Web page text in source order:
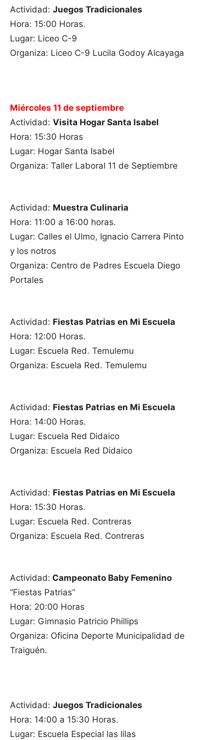
Actividad: Juegos Tradicionales
Hora: 15:00 Horas.
Lugar: Liceo C-9
Organiza: Liceo C-9 Lucila Godoy Alcayaga
Miércoles 11 de septiembre
Actividad: Visita Hogar Santa Isabel
Hora: 15:30 Horas
Lugar: Hogar Santa Isabel
Organiza: Taller Laboral 11 de Septiembre
Actividad: Muestra Culinaria
Hora: 11:00 a 16:00 horas.
Lugar: Calles el Ulmo, Ignacio Carrera Pinto
y los notros
Organiza: Centro de Padres Escuela Diego
Portales
Actividad: Fiestas Patrias en Mi Escuela
Hora: 12:00 Horas.
Lugar: Escuela Red. Temulemu
Organiza: Escuela Red. Temulemu
Actividad: Fiestas Patrias en Mi Escuela
Hora: 14:00 Horas.
Lugar: Escuela Red Didaico
Organiza: Escuela Red Didaico
Actividad: Fiestas Patrias en Mi Escuela
Hora: 15:30 Horas.
Lugar: Escuela Red. Contreras
Organiza: Escuela Red. Contreras
Actividad: Campeonato Baby Femenino
“Fiestas Patrias”
Hora: 20:00 Horas
Lugar: Gimnasio Patricio Phillips
Organiza: Oficina Deporte Municipalidad de
Traiguén.
Actividad: Juegos Tradicionales
Hora: 14:00 a 15:30 Horas.
Lugar: Escuela Especial las lilas